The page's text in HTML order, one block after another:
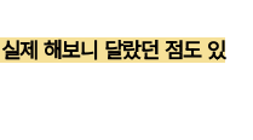
제 해보니 달랐던 점도 있